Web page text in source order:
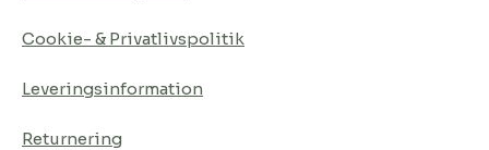
Cookie- & Privatlivspolitik
Leveringsinformation
Returnering